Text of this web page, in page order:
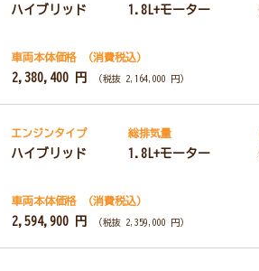
ハイブリッド 1.8L+モーター
車両本体価格 （消費税込）
2,380,400 円 （税抜 2,164,000 円）
エンジンタイプ
ハイブリッド
総排気量
1.8L+モーター
車両本体価格 （消費税込）
2,594,900 円 （税抜 2,359,000 円）